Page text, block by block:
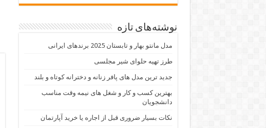
نوشته‌های تازه
مدل مانتو بهار و تابستان 2025 برندهای ایرانی
طرز تهیه حلوای شیر مجلسی
جدید ترین مدل های پافر زنانه و دخترانه کوتاه و بلند
بهترین کسب و کار و شغل های نیمه وقت مناسب
دانشجویان
نکات بسیار ضروری قبل از اجاره یا خرید آپارتمان